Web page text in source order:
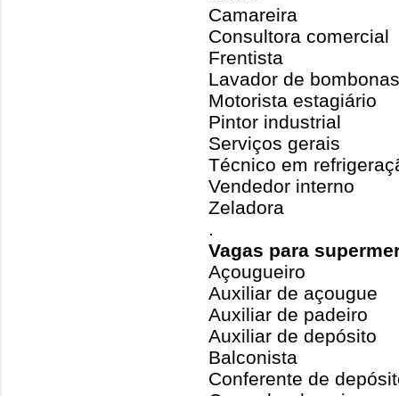
Camareira
Consultora comercial
Frentista
Lavador de bombonas
Motorista estagiário
Pintor industrial
Serviços gerais
Técnico em
Vendedor interno
Zeladora
.
Vagas para
Açougueiro
Auxiliar de açougue
Auxiliar de padeiro
Auxiliar de depósito
Balconista
Conferente de